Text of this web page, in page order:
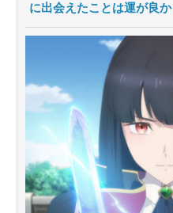
に出会えたことは運が良か